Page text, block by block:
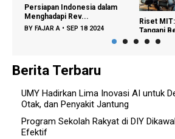
Riset MIT: AI Sanggup
Tangani Beban Kerj...
DEC 05 2025
UMY
Berita Terbaru
UMY Hadirkan Lima Inovasi AI untuk
Otak, dan Penyakit Jantung
Program Sekolah Rakyat di DIY
Efektif